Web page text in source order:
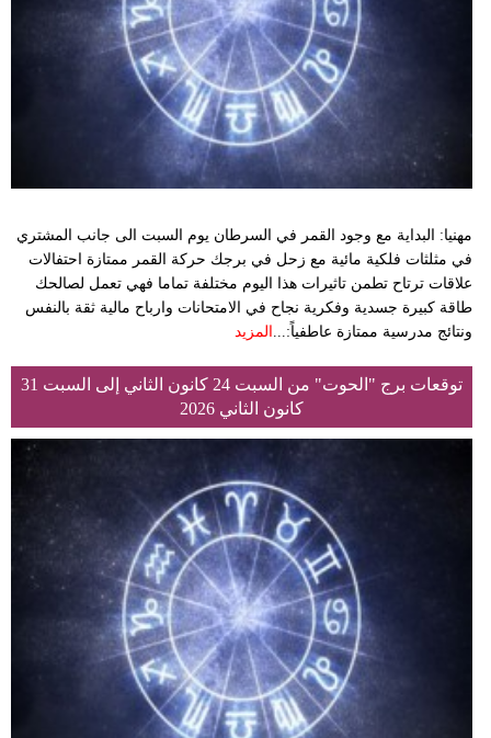
وسفر
مرأة
أزياء
علوم
مدوَّنات
أبراج
مهنيا: البداية مع وجود القمر في السرطان يوم السبت الى جانب المشتري
في مثلثات فلكية مائية مع زحل في برجك حركة القمر ممتازة احتفالات
علاقات ترتاح تطمن تاثيرات هذا اليوم مختلفة تماما فهي تعمل لصالحك
طاقة كبيرة جسدية وفكرية نجاح في الامتحانات وارباح مالية ثقة بالنفس
ونتائج مدرسية ممتازة عاطفياً:... المزيد
توقعات برج "الحوت" من السبت 24 كانون الثاني إلى السبت 31
كانون الثاني 2026